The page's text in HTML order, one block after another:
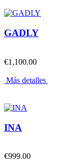
GADLY
€1,100.00
Más detalles
INA
€999.00